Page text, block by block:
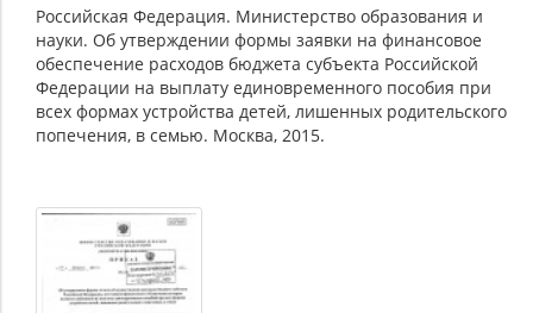
Российская Федерация. Министерство образования и
науки. Об утверждении формы заявки на финансовое
обеспечение расходов бюджета субъекта Российской
Федерации на выплату единовременного пособия при
всех формах устройства детей, лишенных родительского
попечения, в семью. Москва, 2015.